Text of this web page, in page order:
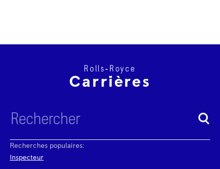
Rolls‑Royce
Carrières
Recherches populaires:
Inspecteur